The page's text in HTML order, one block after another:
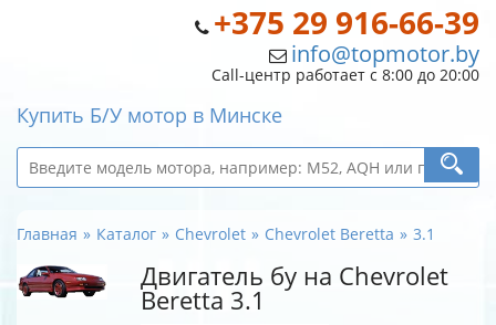
+375 29 916-66-39
info@topmotor.by
Call-центр работает с 8:00 до 20:00
Купить Б/У мотор в Минске
Главная Каталог Chevrolet Chevrolet Beretta 3.1
Двигатель бу на Chevrolet
Beretta 3.1